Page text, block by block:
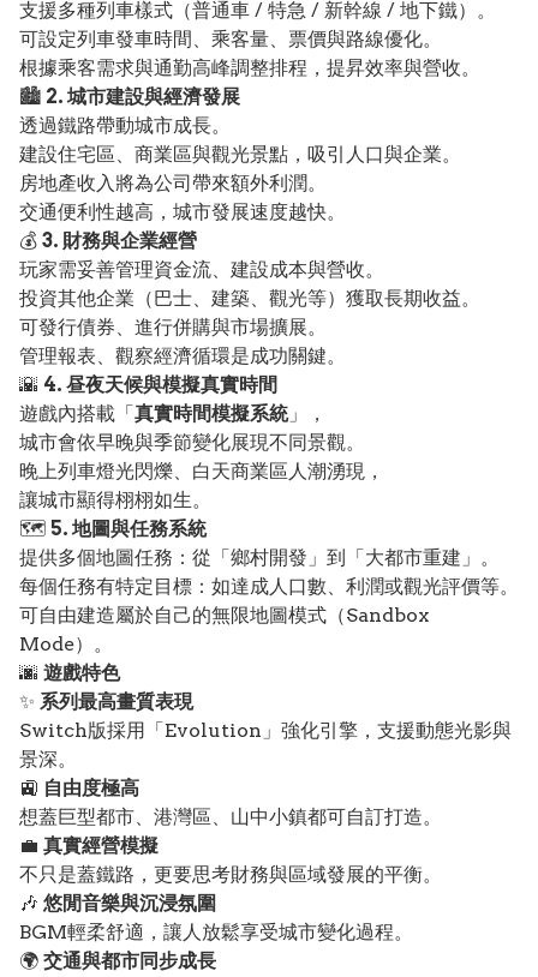
支援多種列車樣式（普通車 / 特急 / 新幹線 / 地下鐵）。
可設定列車發車時間、乘客量、票價與路線優化。
根據乘客需求與通勤高峰調整排程，提昇效率與營收。
🏙️ 2. 城市建設與經濟發展
透過鐵路帶動城市成長。
建設住宅區、商業區與觀光景點，吸引人口與企業。
房地產收入將為公司帶來額外利潤。
交通便利性越高，城市發展速度越快。
💰 3. 財務與企業經營
玩家需妥善管理資金流、建設成本與營收。
投資其他企業（巴士、建築、觀光等）獲取長期收益。
可發行債券、進行併購與市場擴展。
管理報表、觀察經濟循環是成功關鍵。
🌇 4. 昼夜天候與模擬真實時間
遊戲內搭載「 真實時間模擬系統」，
城市會依早晚與季節變化展現不同景觀。
晚上列車燈光閃爍、白天商業區人潮湧現，
讓城市顯得栩栩如生。
🗺️ 5. 地圖與任務系統
提供多個地圖任務：從「鄉村開發」到「大都市重建」。
每個任務有特定目標：如達成人口數、利潤或觀光評價等。
可自由建造屬於自己的無限地圖模式（Sandbox
Mode）。
🌆 遊戲特色
✨ 系列最高畫質表現
Switch版採用「Evolution」強化引擎，支援動態光影與
景深。
🚉 自由度極高
想蓋巨型都市、港灣區、山中小鎮都可自訂打造。
💼 真實經營模擬
不只是蓋鐵路，更要思考財務與區域發展的平衡。
🎶 悠閒音樂與沉浸氛圍
BGM輕柔舒適，讓人放鬆享受城市變化過程。
🌍 交通與都市同步成長